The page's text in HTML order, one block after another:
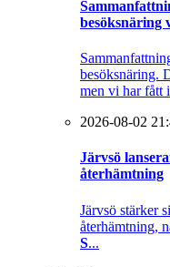
besöksnäring
besöksnäring.
men vi har fått
2026-08-02
Järvsö
återhämtning
Järvsö stärker
återhämtning,
S...